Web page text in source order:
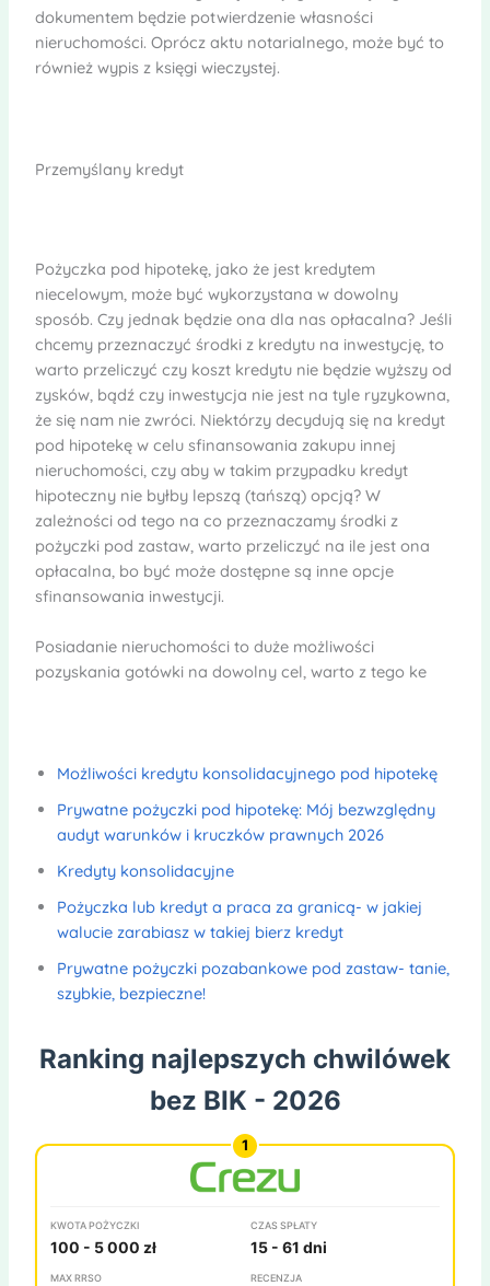
dokumentem będzie potwierdzenie własności
nieruchomości. Oprócz aktu notarialnego, może być to
również wypis z księgi wieczystej.
Przemyślany kredyt
Pożyczka pod hipotekę, jako że jest kredytem
niecelowym, może być wykorzystana w dowolny
sposób. Czy jednak będzie ona dla nas opłacalna? Jeśli
chcemy przeznaczyć środki z kredytu na inwestycję, to
warto przeliczyć czy koszt kredytu nie będzie wyższy od
zysków, bądź czy inwestycja nie jest na tyle ryzykowna,
że się nam nie zwróci. Niektórzy decydują się na kredyt
pod hipotekę w celu sfinansowania zakupu innej
nieruchomości, czy aby w takim przypadku kredyt
hipoteczny nie byłby lepszą (tańszą) opcją? W
zależności od tego na co przeznaczamy środki z
pożyczki pod zastaw, warto przeliczyć na ile jest ona
opłacalna, bo być może dostępne są inne opcje
sfinansowania inwestycji.
Posiadanie nieruchomości to duże możliwości
pozyskania gotówki na dowolny cel, warto z tego ke
Możliwości kredytu konsolidacyjnego pod hipotekę
Prywatne pożyczki pod hipotekę: Mój bezwzględny
audyt warunków i kruczków prawnych 2026
Kredyty konsolidacyjne
Pożyczka lub kredyt a praca za granicą- w jakiej
walucie zarabiasz w takiej bierz kredyt
Prywatne pożyczki pozabankowe pod zastaw- tanie,
szybkie, bezpieczne!
Ranking najlepszych chwilówek
bez BIK - 2026
KWOTA POŻYCZKI
100 - 5 000 zł
CZAS SPŁATY
15 - 61 dni
MAX RRSO RECENZJA